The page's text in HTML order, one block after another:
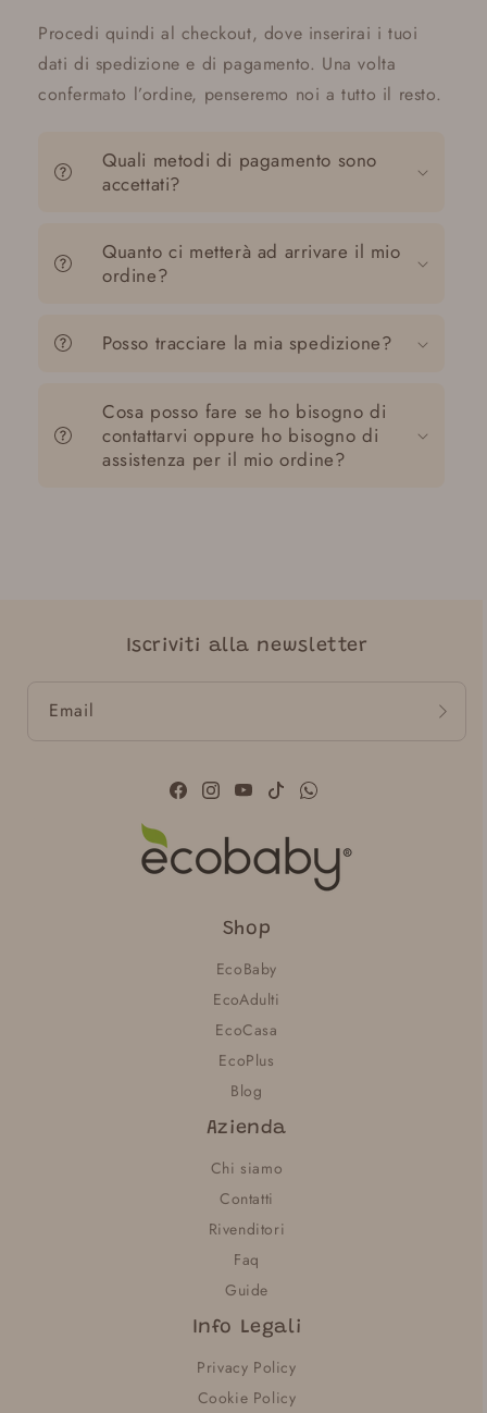
Procedi quindi al checkout, dove inserirai i tuoi
dati di spedizione e di pagamento. Una volta
confermato l’ordine, penseremo noi a tutto il resto.
Quali metodi di pagamento sono
accettati?
Quanto ci metterà ad arrivare il mio
ordine?
Posso tracciare la mia spedizione?
Cosa posso fare se ho bisogno di
contattarvi oppure ho bisogno di
assistenza per il mio ordine?
Shop
EcoBaby
EcoAdulti
EcoCasa
EcoPlus
Blog
Azienda
Chi siamo
Contatti
Rivenditori
Faq
Guide
Info Legali
Privacy Policy
Cookie Policy
Iscriviti alla newsletter
Email
Facebook
Instagram
YouTubeTikTokWhatsApp